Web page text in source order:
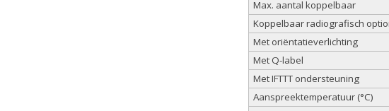
Max. aantal koppelbaar
Koppelbaar radiografisch
Met oriëntatieverlichting
Met Q-label
Met IFTTT ondersteuning
Aanspreektemperatuur (°C)